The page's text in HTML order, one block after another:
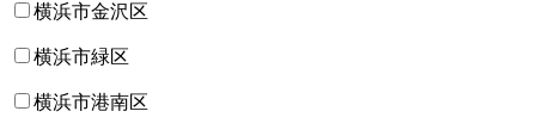
横浜市金沢区
横浜市緑区
横浜市港南区